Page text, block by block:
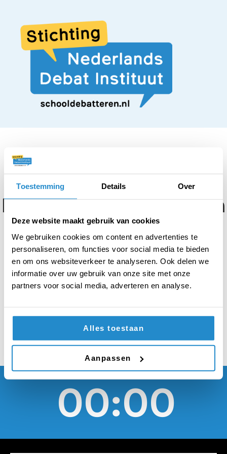
Toestemming Details Over
Deze website maakt gebruik van cookies
We gebruiken cookies om content en advertenties te
personaliseren, om functies voor social media te bieden
en om ons websiteverkeer te analyseren. Ook delen we
informatie over uw gebruik van onze site met onze
partners voor social media, adverteren en analyse.
Alles toestaan
Aanpassen
STELLING
Minderjarigen moeten
alleen in bijzijn van
hun ouders junkfood
en snoep kunnen
00:00